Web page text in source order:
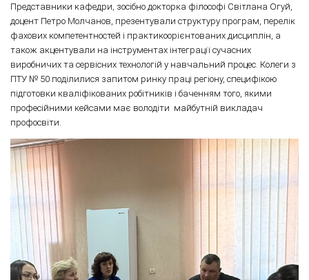
Представники кафедри, зосібно докторка філософі Світлана Огуй,
доцент Петро Молчанов, презентували структуру програм, перелік
фахових компетентностей і практикоорієнтованих дисциплін, а
також акцентували на інструментах інтеграції сучасних
виробничих та сервісних технологій у навчальний процес. Колеги з
ПТУ № 50 поділилися запитом ринку праці регіону, специфікою
підготовки кваліфікованих робітників і баченням того, якими
професійними кейсами має володіти майбутній викладач
профосвіти.